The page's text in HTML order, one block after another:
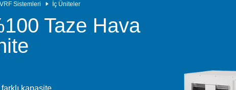
VRF Sistemleri İç Üniteler
Taze Hava
kapasite